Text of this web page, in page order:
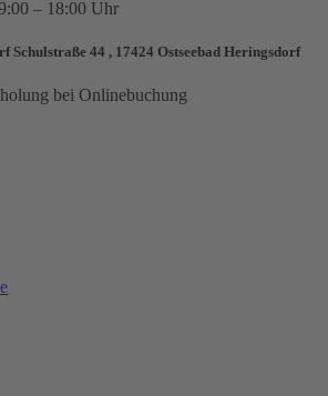
– 18:00 Uhr
Schulstraße 44 , 17424 Ostseebad Heringsdorf
bei Onlinebuchung